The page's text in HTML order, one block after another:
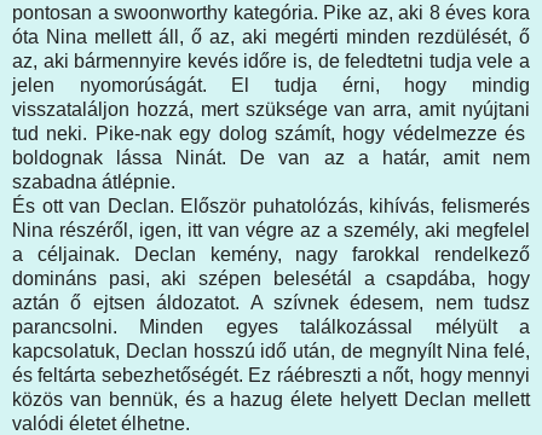
pontosan a swoonworthy kategória. Pike az, aki 8 éves kora
óta Nina mellett áll, ő az, aki megérti minden rezdülését, ő
az, aki bármennyire kevés időre is, de feledtetni tudja vele a
jelen nyomorúságát. El tudja érni, hogy mindig
visszataláljon hozzá, mert szüksége van arra, amit nyújtani
tud neki. Pike-nak egy dolog számít, hogy védelmezze és
boldognak lássa Ninát. De van az a határ, amit nem
szabadna átlépnie.
És ott van Declan. Először puhatolózás, kihívás, felismerés
Nina részéről, igen, itt van végre az a személy, aki megfelel
a céljainak. Declan kemény, nagy farokkal rendelkező
domináns pasi, aki szépen belesétál a csapdába, hogy
aztán ő ejtsen áldozatot. A szívnek édesem, nem tudsz
parancsolni. Minden egyes találkozással mélyült a
kapcsolatuk, Declan hosszú idő után, de megnyílt Nina felé,
és feltárta sebezhetőségét. Ez ráébreszti a nőt, hogy mennyi
közös van bennük, és a hazug élete helyett Declan mellett
valódi életet élhetne.